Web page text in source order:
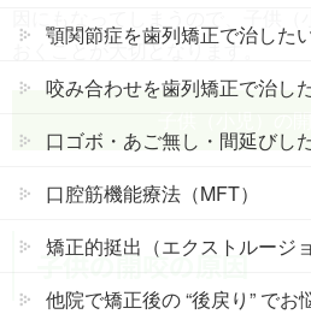
おくことが大切となります。
子供（小児）の
子供の開咬の原因
顎関節症を歯列矯正で治した
咬み合わせを歯列矯正で治し
口ゴボ・あご無し・間延びし
口腔筋機能療法（MFT）
矯正的挺出（エクストルージョ
他院で矯正後の “後戻り” でお